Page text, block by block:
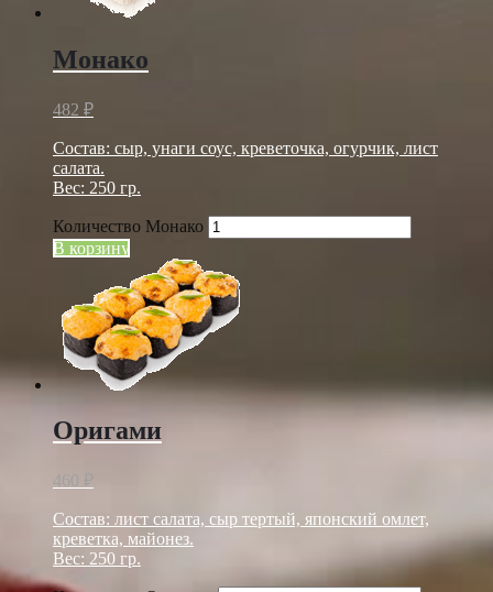
Монако
482 ₽
Состав: сыр, унаги соус, креветочка, огурчик, лист
салата.
Вес: 250 гр.
Количество Монако
В корзину
Оригами
460 ₽
Состав: лист салата, сыр тертый, японский омлет,
креветка, майонез.
Вес: 250 гр.